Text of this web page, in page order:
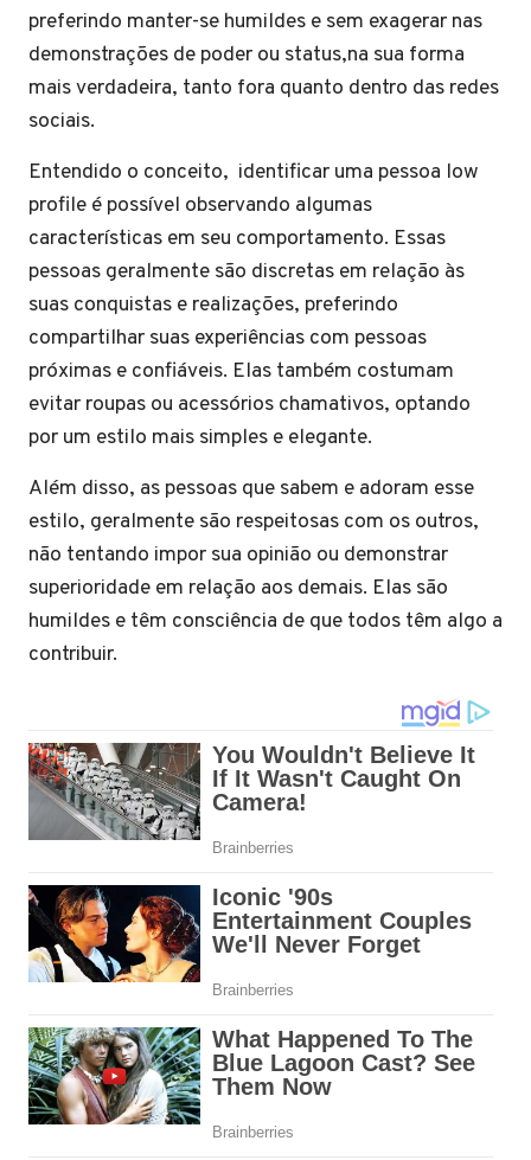
preferindo manter-se humildes e sem exagerar nas
demonstrações de poder ou status,na sua forma
mais verdadeira, tanto fora quanto dentro das redes
sociais.
Entendido o conceito, identificar uma pessoa low
profile é possível observando algumas
características em seu comportamento. Essas
pessoas geralmente são discretas em relação às
suas conquistas e realizações, preferindo
compartilhar suas experiências com pessoas
próximas e confiáveis. Elas também costumam
evitar roupas ou acessórios chamativos, optando
por um estilo mais simples e elegante.
Além disso, as pessoas que sabem e adoram esse
estilo, geralmente são respeitosas com os outros,
não tentando impor sua opinião ou demonstrar
superioridade em relação aos demais. Elas são
humildes e têm consciência de que todos têm algo a
contribuir.